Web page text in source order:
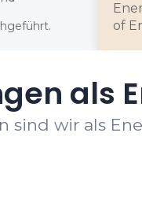
of
als
sind wir als